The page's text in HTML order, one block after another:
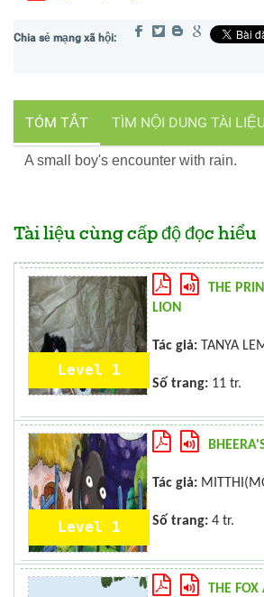
TÓM TẮT TÌM NỘI DUNG TÀI
A small boy's encounter with rain.
Tài liệu cùng cấp độ đọc hiểu
Level 1
THE
LION
Tác giả: TANYA
Số trang: 11 tr.
Level 1
Tác giả:
Số trang: 4 tr.
THE FOX